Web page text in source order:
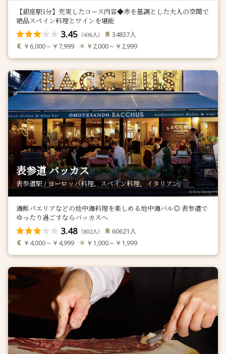
【銀座駅1分】充実したコース内容◆赤を基調とした大人の空間で
絶品スペイン料理とワインを堪能
3.45 （436人） 34837人
￥6,000～￥7,999 ￥2,000～￥2,999
表参道 バッカス
表参道駅 / ヨーロッパ料理、スペイン料理、イタリアン
海鮮パエリアなどの地中海料理を楽しめる地中海バル◎ 表参道で
ゆったり過ごすならバッカスへ
3.48 （802人） 60621 人
￥4,000～￥4,999 ￥1,000～￥1,999